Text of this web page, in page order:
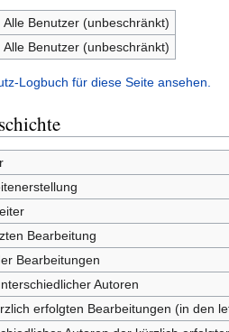
Alle Benutzer (unbeschränkt)
Alle Benutzer (unbeschränkt)
Logbuch für diese Seite ansehen.
Bearbeitung
Bearbeitungen
Autoren
erfolgten Bearbeitungen (in den